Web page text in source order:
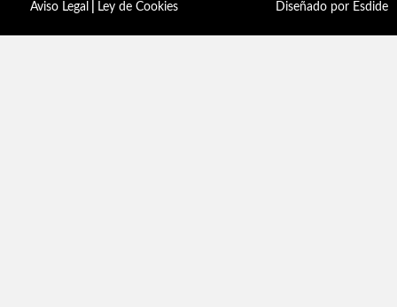
Aviso Legal
Ley de Cookies Diseñado por Esdide